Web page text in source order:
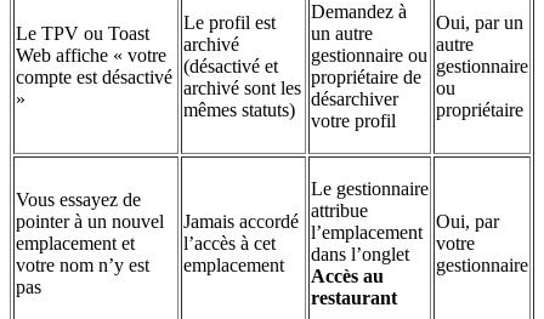
Le TPV ou Toast
Web affiche « votre
compte est désactivé
»
Le profil est
archivé
(désactivé et
archivé sont les
mêmes statuts)
Demandez à
un autre
gestionnaire ou
propriétaire de
désarchiver
votre profil
Oui, par un
autre
gestionnaire
ou
propriétaire
Vous essayez de
pointer à un nouvel
emplacement et
votre nom n’y est
pas
Jamais accordé
l’accès à cet
emplacement
Le gestionnaire
attribue
l’emplacement
dans l’onglet
Accès au
restaurant
Oui, par
votre
gestionnaire